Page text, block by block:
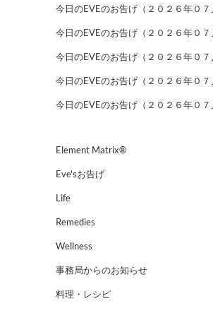
今日のEVEのお告げ（２０２６年０７
今日のEVEのお告げ（２０２６年０７
今日のEVEのお告げ（２０２６年０７
今日のEVEのお告げ（２０２６年０７
今日のEVEのお告げ（２０２６年０７
Element Matrix®
Eve'sお告げ
Life
Remedies
Wellness
事務局からのお知らせ
料理・レシピ